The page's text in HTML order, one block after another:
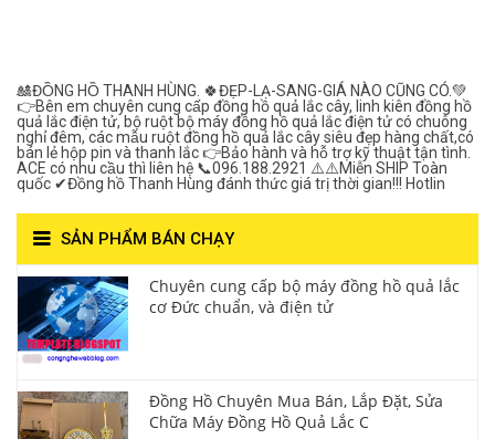
🎎ĐỒNG HỒ THANH HÙNG. 🍀ĐẸP-LẠ-SANG-GIÁ NÀO CŨNG CÓ.💚
👉Bên em chuyên cung cấp đồng hồ quả lắc cây, linh kiên đồng hồ
quả lắc điện tử, bộ ruột bộ máy đồng hồ quả lắc điện tử có chuông
nghỉ đêm, các mẫu ruột đồng hồ quả lắc cây siêu đẹp hàng chất,có
bán lẻ hộp pin và thanh lắc 👉Bảo hành và hỗ trợ kỹ thuật tận tình.
ACE có nhu cầu thì liên hệ 📞096.188.2921 ⚠️⚠️Miễn SHIP Toàn
quốc ✔Đồng hồ Thanh Hùng đánh thức giá trị thời gian!!! Hotlin
SẢN PHẨM BÁN CHẠY
Chuyên cung cấp bộ máy đồng hồ quả lắc
cơ Đức chuẩn, và điện tử
Đồng Hồ Chuyên Mua Bán, Lắp Đặt, Sửa
Chữa Máy Đồng Hồ Quả Lắc C